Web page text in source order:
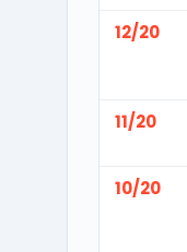
12/20
11/20
10/20